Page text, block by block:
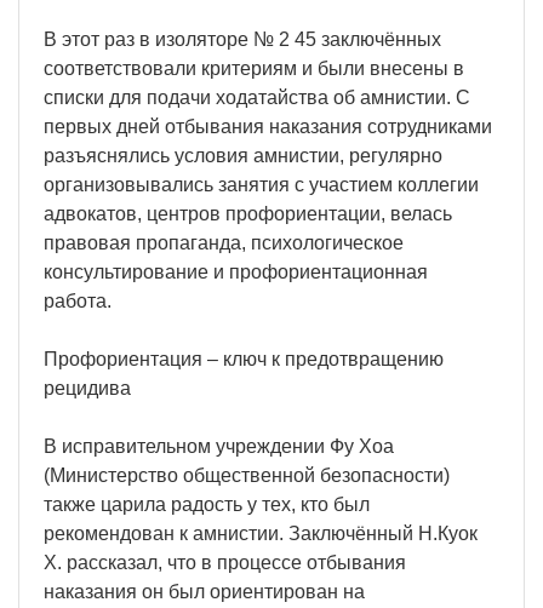
В этот раз в изоляторе № 2 45 заключённых
соответствовали критериям и были внесены в
списки для подачи ходатайства об амнистии. С
первых дней отбывания наказания сотрудниками
разъяснялись условия амнистии, регулярно
организовывались занятия с участием коллегии
адвокатов, центров профориентации, велась
правовая пропаганда, психологическое
консультирование и профориентационная
работа.
Профориентация – ключ к предотвращению
рецидива
В исправительном учреждении Фу Хоа
(Министерство общественной безопасности)
также царила радость у тех, кто был
рекомендован к амнистии. Заключённый Н.Куок
Х. рассказал, что в процессе отбывания
наказания он был ориентирован на